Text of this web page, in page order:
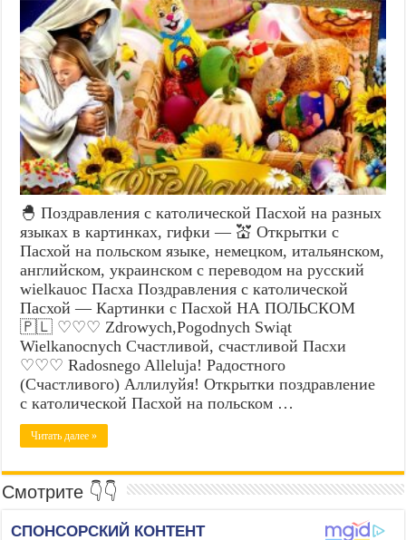
🐣 Поздравления с католической Пасхой на разных
языках в картинках, гифки — 💒 Открытки с
Пасхой на польском языке, немецком, итальянском,
английском, украинском с переводом на русский
wielkauoc Пасха Поздравления с католической
Пасхой — Картинки с Пасхой НА ПОЛЬСКОМ
🇵🇱 ♡♡♡ Zdrowych,Pogodnych Swiąt
Wielkanocnych Счастливой, счастливой Пасхи
♡♡♡ Radosnego Alleluja! Радостного
(Счастливого) Аллилуйя! Открытки поздравление
с католической Пасхой на польском …
Читать далее »
Смотрите 👇👇